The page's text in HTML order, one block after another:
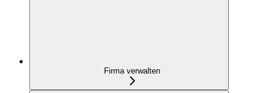
Firma verwalten